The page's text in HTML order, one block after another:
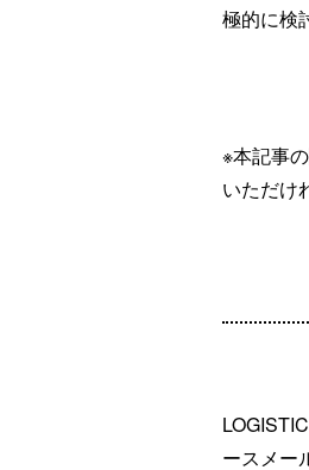
極的に検
※本記事
いただけ
ースメー